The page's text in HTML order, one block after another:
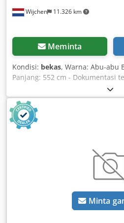
Wijchen 11.326 km
Meminta
Kondisi: bekas, Warna: Abu-abu
Panjang: 552 cm - Dokumentasi
CE tersedia: Tidak - Tipe rak:
11 - Jumlah balok [unit]: 66 -
6000 - Kapasitas per lengan [kg]:
[mm]: 1220 - Tinggi tiang [mm]:
Sjrf - Panjang kaki [mm]: 1220 -
PPN: Harga yang tercantum
PPN/Pajak Marjin: PPN dapat
usaha Pengiriman dan trade-in
untuk semua barang dari sektor
Minta